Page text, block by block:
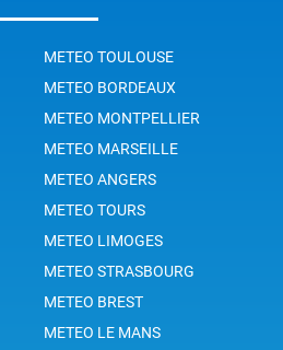
METEO TOULOUSE
METEO BORDEAUX
METEO MONTPELLIER
METEO MARSEILLE
METEO ANGERS
METEO TOURS
METEO LIMOGES
METEO STRASBOURG
METEO BREST
METEO LE MANS